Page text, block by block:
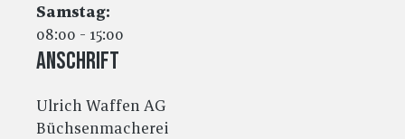
Samstag:
08:00 - 15:00
Anschrift
Ulrich Waffen AG
Büchsenmacherei